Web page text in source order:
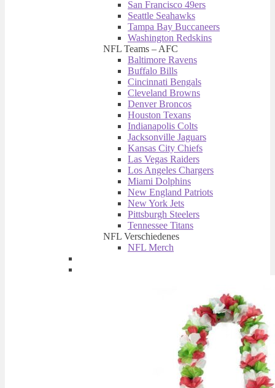
San Francisco 49ers
Seattle Seahawks
Tampa Bay Buccaneers
Washington Redskins
NFL Teams – AFC
Baltimore Ravens
Buffalo Bills
Cincinnati Bengals
Cleveland Browns
Denver Broncos
Houston Texans
Indianapolis Colts
Jacksonville Jaguars
Kansas City Chiefs
Las Vegas Raiders
Los Angeles Chargers
Miami Dolphins
New England Patriots
New York Jets
Pittsburgh Steelers
Tennessee Titans
NFL Verschiedenes
NFL Merch